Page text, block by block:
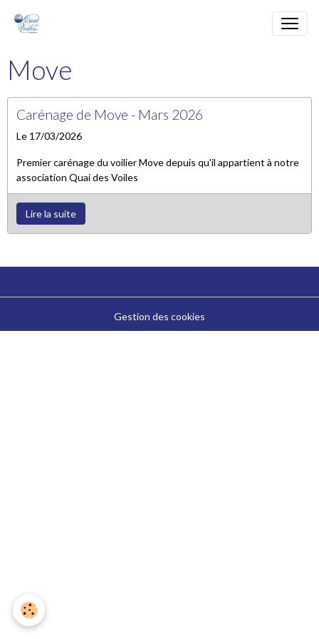
Move
Carénage de Move - Mars 2026
Le 17/03/2026
Premier carénage du voilier Move depuis qu'il appartient à notre
association Quai des Voiles
Lire la suite
Gestion des cookies